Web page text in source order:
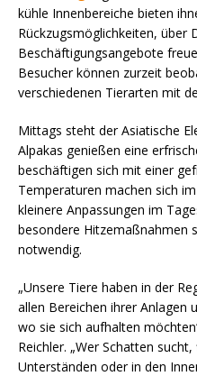
kühle Innenbereiche bieten
Rückzugsmöglichkeiten, über
Beschäftigungsangebote
Besucher können zurzeit
verschiedenen Tierarten mit
Mittags steht der Asiatische
Alpakas genießen eine
beschäftigen sich mit einer
Temperaturen machen sich
kleinere Anpassungen im
besondere Hitzemaßnahmen
notwendig.
„Unsere Tiere haben in der
allen Bereichen ihrer Anlagen
wo sie sich aufhalten
Reichler. „Wer Schatten
Unterständen oder in den